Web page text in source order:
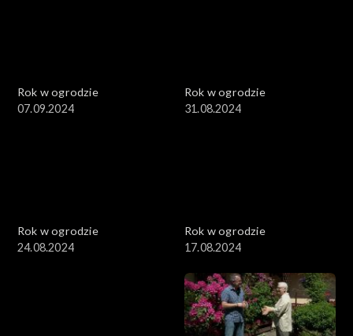
Rok w ogrodzie
07.09.2024
Rok w ogrodzie
31.08.2024
Rok w ogrodzie
24.08.2024
Rok w ogrodzie
17.08.2024